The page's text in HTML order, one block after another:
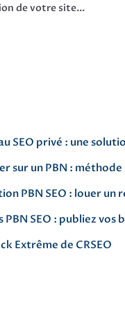
de votre site...
SEO privé : une
sur un PBN :
PBN SEO : louer
PBN SEO : publiez
Extrême de CRSEO